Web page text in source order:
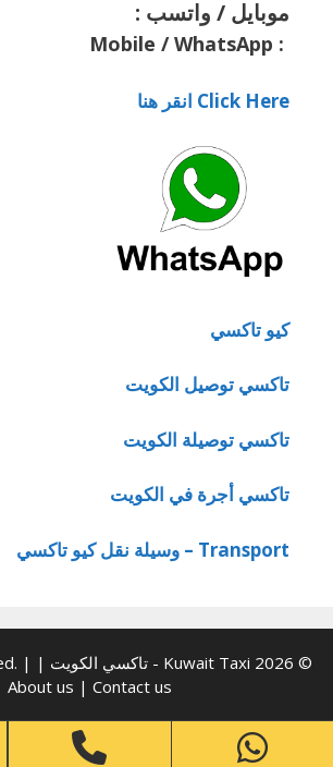
موبايل / واتسب :
:
Mobile / WhatsApp
Click Here انقر هنا
كيو تاكسي
تاكسي توصيل الكويت
تاكسي توصيلة الكويت
تاكسي أجرة في الكويت
Transport – وسيلة نقل كيو تاكسي
© 2026 Kuwait Taxi - تاكسي الكويت | All Rights Reserved. |
About us | Contact us
WhatsApp